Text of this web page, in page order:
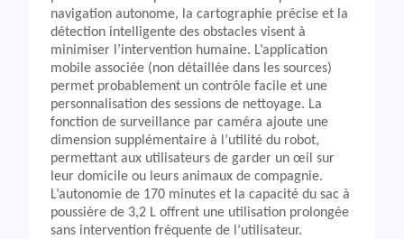
navigation autonome, la cartographie précise et la
détection intelligente des obstacles visent à
minimiser l’intervention humaine. L’application
mobile associée (non détaillée dans les sources)
permet probablement un contrôle facile et une
personnalisation des sessions de nettoyage. La
fonction de surveillance par caméra ajoute une
dimension supplémentaire à l’utilité du robot,
permettant aux utilisateurs de garder un œil sur
leur domicile ou leurs animaux de compagnie.
L’autonomie de 170 minutes et la capacité du sac à
poussière de 3,2 L offrent une utilisation prolongée
sans intervention fréquente de l’utilisateur.